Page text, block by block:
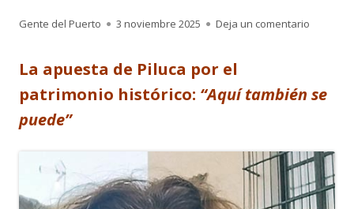
Autor
Gente del Puerto
Publicado
3 noviembre 2025 Deja un comentario
La apuesta de Piluca por el
patrimonio histórico: “Aquí también se
puede”